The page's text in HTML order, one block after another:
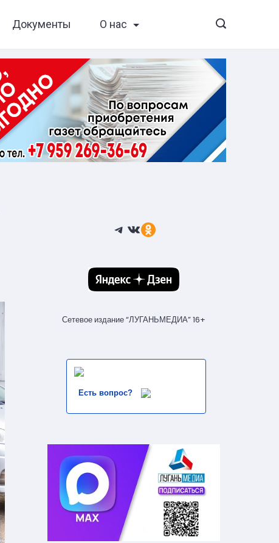
Документы О нас
Telegram
ВКонтакте
Ссылка
Сетевое издание “ЛУГАНЬМЕДИА” 16+
Есть вопрос?